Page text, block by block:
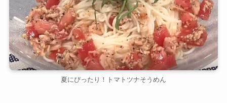
夏にぴったり！トマトツナそうめん